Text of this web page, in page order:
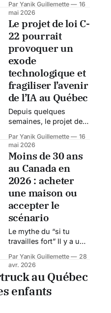
friendly, inspirée de
votre communiqué sur
l’emploi et la crise
sociale Depuis le
début de l’année 2026,
quelque chose semble
se fissurer
profondément au
Canada. Pendant des
années, les Canadiens
ont été habitués à
entendre que le
Par Yanik Guillemette
16
mai 2026
Le projet de loi C-
22 pourrait
provoquer un
exode
technologique et
fragiliser l’avenir
de l’IA au Québec
Depuis quelques
semaines, le projet de
transformer un débat
juridique canadien en
véritable enjeu
économique
international. Au départ,
plusieurs observateurs
considéraient cette
législation comme un
simple élargissement
des pouvoirs d’enquête
numériques de l’État.
extrêmement hostile de
l’industrie
Par Yanik Guillemette
16
mai 2026
Moins de 30 ans
au Canada en
2026 : acheter
une maison ou
accepter le
scénario
Le mythe du “si tu
travailles fort” Il y a une
que travailler fort, être
discipliné et faire “les
bons choix” menait
quelque part. En 2026,
Par Yanik Guillemette
28
avr. 2026
au Québec
enfants